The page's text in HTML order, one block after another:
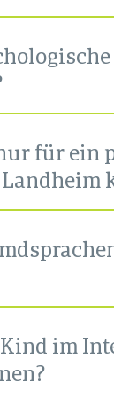
für ein
im